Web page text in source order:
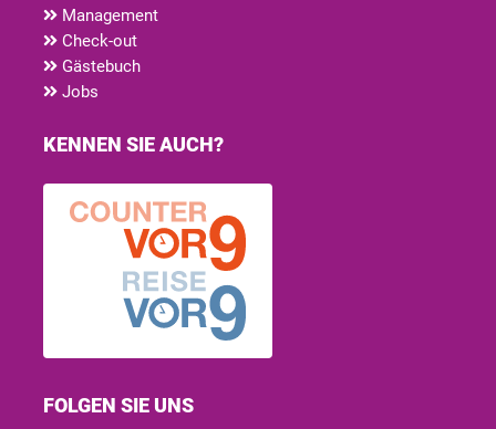
Management
Check-out
Gästebuch
Jobs
KENNEN SIE AUCH?
FOLGEN SIE UNS